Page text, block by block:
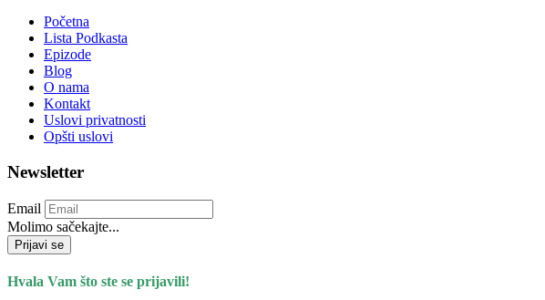
Početna
Lista Podkasta
Epizode
Blog
O nama
Kontakt
Uslovi privatnosti
Opšti uslovi
Newsletter
Email
Molimo sačekajte...
Prijavi se
Hvala Vam što ste se prijavili!